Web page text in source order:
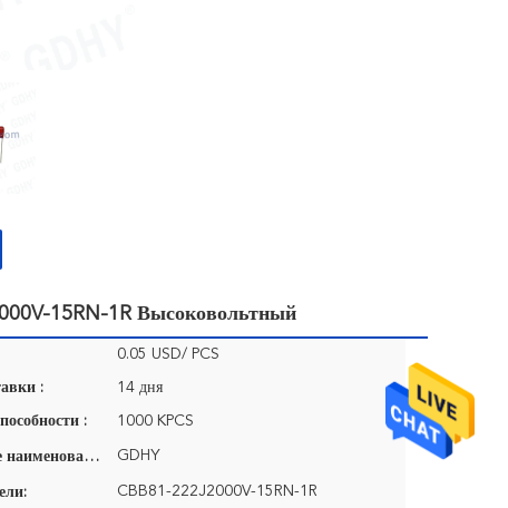
15RN-1R Высоковольтный
0.05 USD/ PCS
: 14 дня
: 1000 KPCS
Фирменное наименование: GDHY
CBB81-222J2000V-15RN-1R